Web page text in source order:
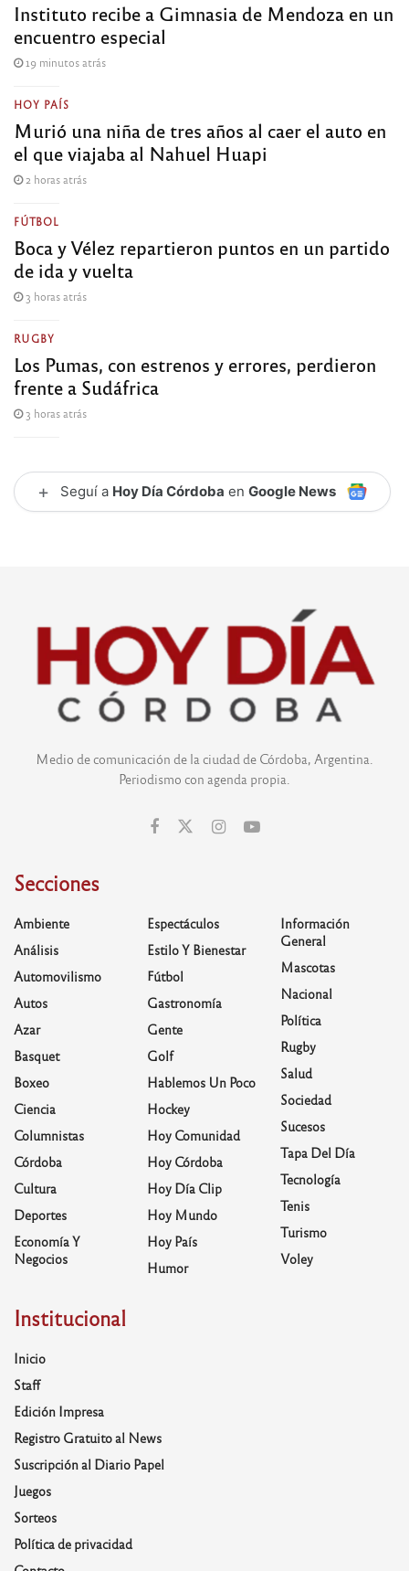
Instituto recibe a Gimnasia de Mendoza en un
encuentro especial
19 minutos atrás
HOY PAÍS
Murió una niña de tres años al caer el auto en
el que viajaba al Nahuel Huapi
2 horas atrás
FÚTBOL
Boca y Vélez repartieron puntos en un partido
de ida y vuelta
3 horas atrás
RUGBY
Los Pumas, con estrenos y errores, perdieron
frente a Sudáfrica
3 horas atrás
+ Seguí a Hoy Día Córdoba en Google News
Medio de comunicación de la ciudad de Córdoba, Argentina.
Periodismo con agenda propia.
Secciones
Ambiente
Análisis
Automovilismo
Autos
Azar
Basquet
Boxeo
Ciencia
Columnistas
Córdoba
Cultura
Deportes
Economía Y
Negocios
Espectáculos
Estilo Y Bienestar
Fútbol
Gastronomía
Gente
Golf
Hablemos Un Poco
Hockey
Hoy Comunidad
Hoy Córdoba
Hoy Día Clip
Hoy Mundo
Hoy País
Humor
Información
General
Mascotas
Nacional
Política
Rugby
Salud
Sociedad
Sucesos
Tapa Del Día
Tecnología
Tenis
Turismo
Voley
Institucional
Inicio
Staff
Edición Impresa
Registro Gratuito al News
Suscripción al Diario Papel
Juegos
Sorteos
Política de privacidad